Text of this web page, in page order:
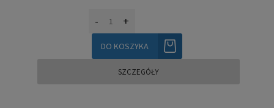
- +
DO KOSZYKA
SZCZEGÓŁY